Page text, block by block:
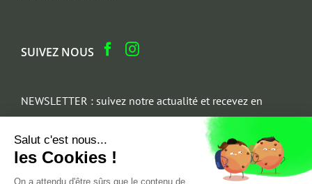
SUIVEZ NOUS
NEWSLETTER : suivez notre actualité et recevez en
cadeau un parcours architectural du Marais
Email
Salut c'est nous...
les Cookies !
On a attendu d'être sûrs que le contenu de